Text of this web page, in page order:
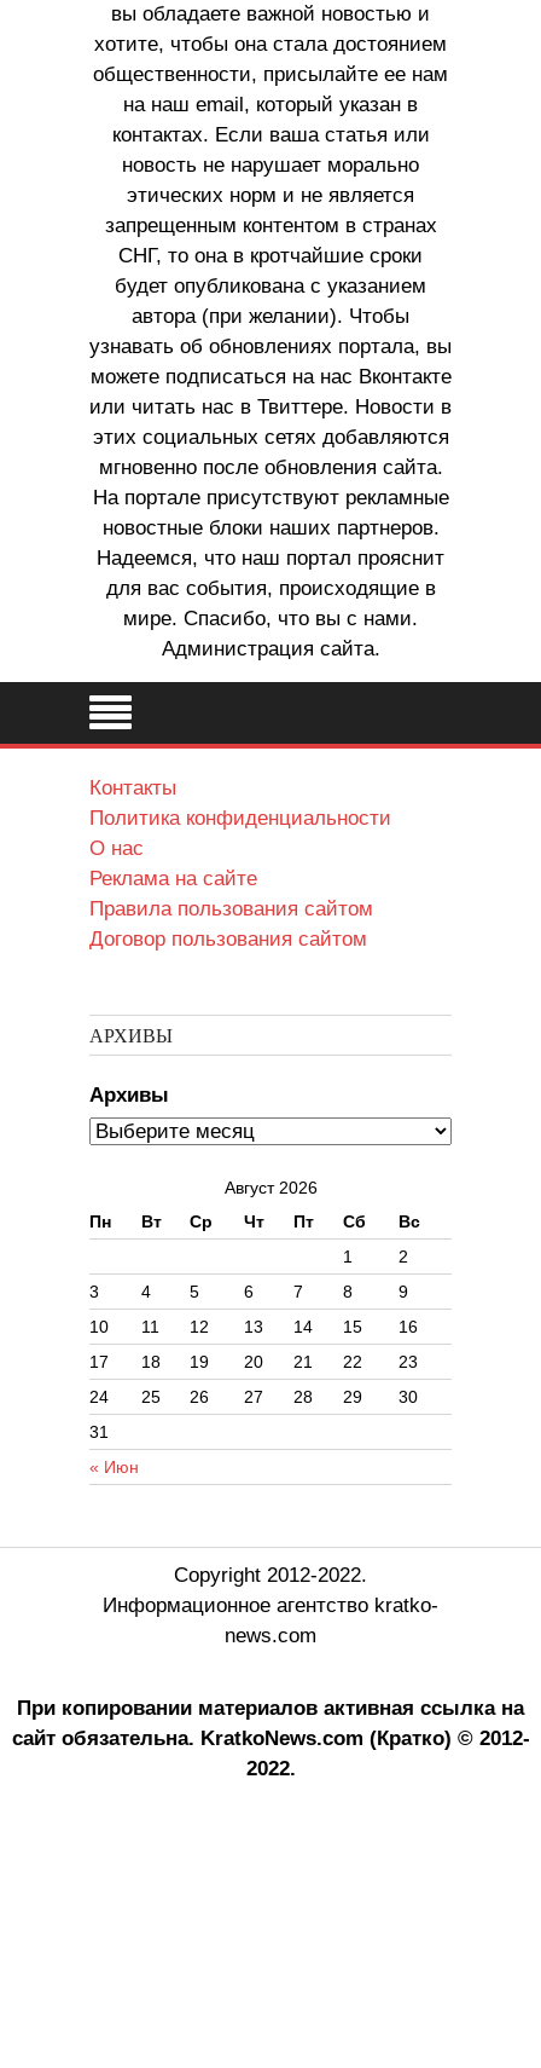
вы обладаете важной новостью и
хотите, чтобы она стала достоянием
общественности, присылайте ее нам
на наш email, который указан в
контактах. Если ваша статья или
новость не нарушает морально
этических норм и не является
запрещенным контентом в странах
СНГ, то она в кротчайшие сроки
будет опубликована с указанием
автора (при желании). Чтобы
узнавать об обновлениях портала, вы
можете подписаться на нас Вконтакте
или читать нас в Твиттере. Новости в
этих социальных сетях добавляются
мгновенно после обновления сайта.
На портале присутствуют рекламные
новостные блоки наших партнеров.
Надеемся, что наш портал прояснит
для вас события, происходящие в
мире. Спасибо, что вы с нами.
Администрация сайта.
Контакты
Политика конфиденциальности
О нас
Реклама на сайте
Правила пользования сайтом
Договор пользования сайтом
АРХИВЫ
Архивы
Август 2026
Пн
Вт Ср Чт Пт Сб Вс
« Июн
1
2
3
4 5 6 7 8
9
10
11 12 13 14 15
16
17
18 19 20 21 22
23
24
25 26 27 28 29
30
31
Copyright 2012-2022.
Информационное агентство kratko-
news.com
При копировании материалов активная ссылка на
сайт обязательна. KratkoNews.com (Кратко) © 2012-
2022.